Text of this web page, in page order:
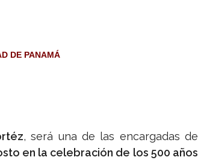
DE PANAMÁ
, será una de las encargadas de
en la celebración de los 500 años